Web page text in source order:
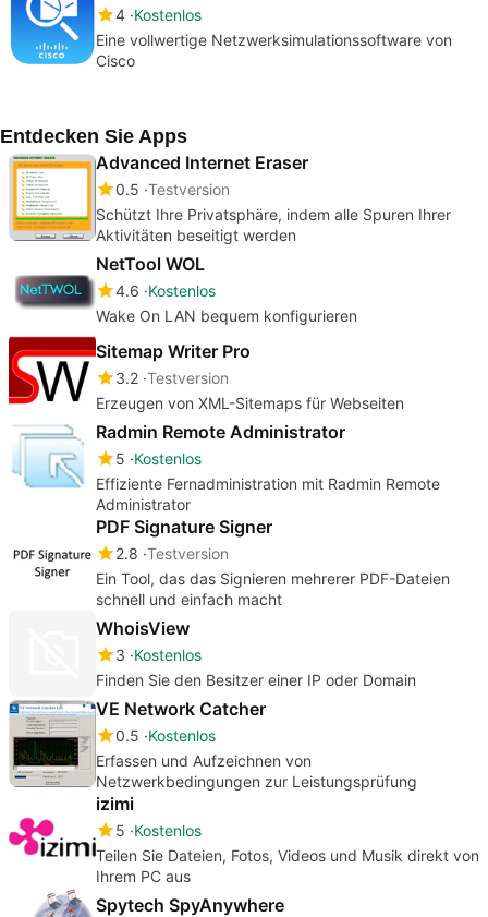
4 Kostenlos
Eine vollwertige Netzwerksimulationssoftware von
Cisco
Entdecken Sie Apps
Advanced Internet Eraser
0.5 Testversion
Schützt Ihre Privatsphäre, indem alle Spuren Ihrer
Aktivitäten beseitigt werden
NetTool WOL
4.6 Kostenlos
Wake On LAN bequem konfigurieren
Sitemap Writer Pro
3.2 Testversion
Erzeugen von XML-Sitemaps für Webseiten
Radmin Remote Administrator
5 Kostenlos
Effiziente Fernadministration mit Radmin Remote
Administrator
PDF Signature Signer
2.8 Testversion
Ein Tool, das das Signieren mehrerer PDF-Dateien
schnell und einfach macht
WhoisView
3 Kostenlos
Finden Sie den Besitzer einer IP oder Domain
VE Network Catcher
0.5 Kostenlos
Erfassen und Aufzeichnen von
Netzwerkbedingungen zur Leistungsprüfung
izimi
5 Kostenlos
Teilen Sie Dateien, Fotos, Videos und Musik direkt von
Ihrem PC aus
Spytech SpyAnywhere